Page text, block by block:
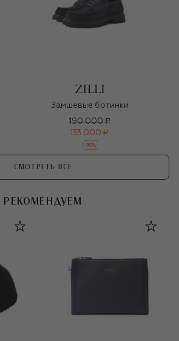
Замшевые ботинки
190 000 ₽
133 000 ₽
-30%
СМОТРЕТЬ ВСЕ
РЕКОМЕНДУЕМ